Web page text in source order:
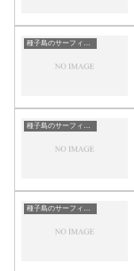
種子島のサーフィン波情報・ポイント・スポット一覧
種子島のサーフィン波情報・ポイント・スポット一覧
種子島のサーフィン波情報・ポイント・スポット一覧